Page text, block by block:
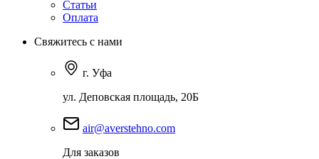
Статьи
Оплата
Свяжитесь с нами
г. Уфа
ул. Деповская площадь, 20Б
air@averstehno.com
Для заказов